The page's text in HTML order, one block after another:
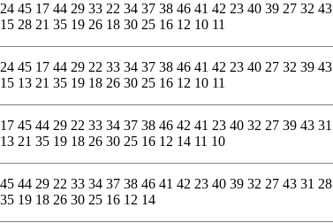
45 17 44 29 33 22 34 37 38 46 41 42 23 40 39 27 32 43
28 21 35 19 26 18 30 25 16 12 10 11
45 17 44 29 22 33 34 37 38 46 41 42 23 40 27 32 39 43
13 21 35 19 18 26 30 25 16 12 10 11
45 44 29 22 33 34 37 38 46 42 41 23 40 32 27 39 43 31
21 35 19 18 26 30 25 16 12 14 11 10
44 29 22 33 34 37 38 46 41 42 23 40 39 32 27 43 31 28
19 18 26 30 25 16 12 14